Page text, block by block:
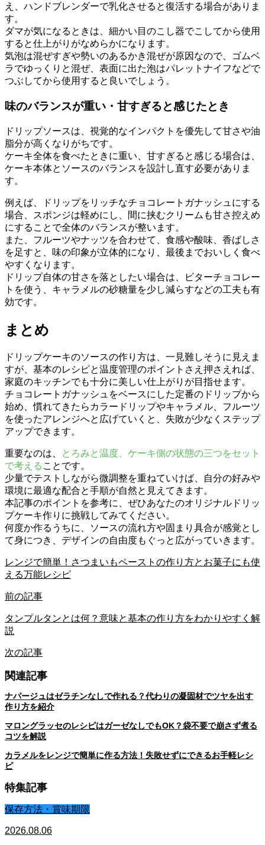
え、ハンドブレンダーで乳化させると復活する場合がありま
す。
ダマが気になるときは、細かい目のこし器でこしてから使用
すると仕上がりがなめらかになります。
気泡は混ぜすぎや勢いのあるかき混ぜが原因なので、ゴムベ
ラでゆっくりと混ぜ、表面に出た泡はパレットナイフなどで
つぶしてから使用すると良いでしょう。
味のバランスが重い・甘すぎると感じたとき
ドリップソースは、視覚的なインパクトを優先して甘さや油
脂分が高くなりがちです。
ケーキ全体を食べたときに重い、甘すぎると感じる場合は、
ケーキ本体とソースのバランスを設計し直す必要がありま
す。
例えば、ドリップをリッチなチョコレートガナッシュにする
場合、スポンジは軽めにし、間に挟むクリームも甘さ控えめ
にすることで全体のバランスが整います。
また、フルーツやナッツを合わせて、食感や酸味、香ばしさ
を足すと、味の印象が立体的になり、最後までおいしく食べ
やすくなります。
ドリップ自体の甘さを落としたい場合は、ビターチョコレー
トを使う、キャラメルの砂糖量を少し減らすなどの工夫も有
効です。
まとめ
ドリップケーキのソースの作り方は、一見難しそうに見えま
すが、基本のレシピと温度管理のポイントさえ押さえれば、
家庭のキッチンでも十分に美しい仕上がりが目指せます。
チョコレートガナッシュをベースにした定番のドリップから
始め、慣れてきたらカラードリップやキャラメル、フルーツ
を使ったアレンジへと広げていくと、失敗が少なくステップ
アップできます。
重要なのは、
とろみと温度、ケーキ側の状態の三つをセット
で考える ことです。
少量でテストしながら微調整を重ねていけば、自分の好みや
環境に最適な配合と手順が自然と見えてきます。
本記事のポイントを参考に、ぜひあなたのオリジナルドリッ
プケーキ作りに挑戦してみてください。
何度か作るうちに、ソースの流れ方や固まり具合が感覚とし
て身につき、デザインの自由度もぐっと広がっていきます。
レンジで簡単！さつまいもペーストの作り方とお菓子にも使
える万能レシピ
前の記事
タンプルタンとは何？意味と基本の作り方をわかりやすく解
説
次の記事
関連記事
ナパージュはゼラチンなしで作れる？代わりの凝固材でツヤを出す
作り方を紹介
マロングラッセのレシピはガーゼなしでもOK？袋不要で崩さず煮る
コツを解説
カラメルをレンジで簡単に作る方法！失敗せずにできるお手軽レシ
ピ
特集記事
保存方法・賞味期限
2026.08.06